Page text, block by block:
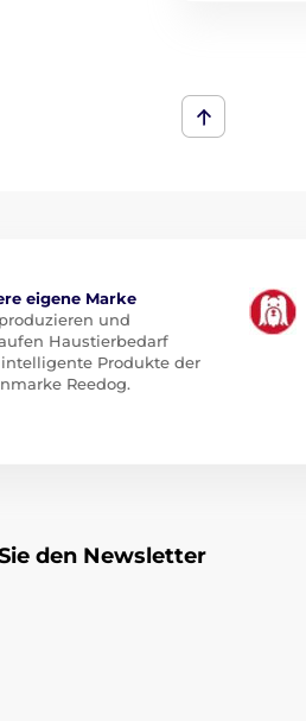
eigene Marke
und
Haustierbedarf
Produkte der
Reedog.
den Newsletter